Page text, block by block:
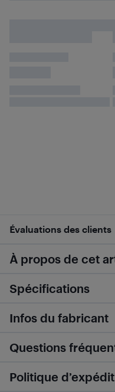
Évaluations des clients
À propos de cet
Spécifications
Infos du fabricant
Questions
Politique